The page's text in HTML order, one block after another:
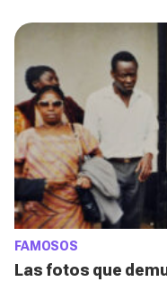
FAMOSOS
Las fotos que